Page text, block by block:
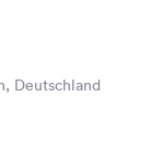
Deutschland